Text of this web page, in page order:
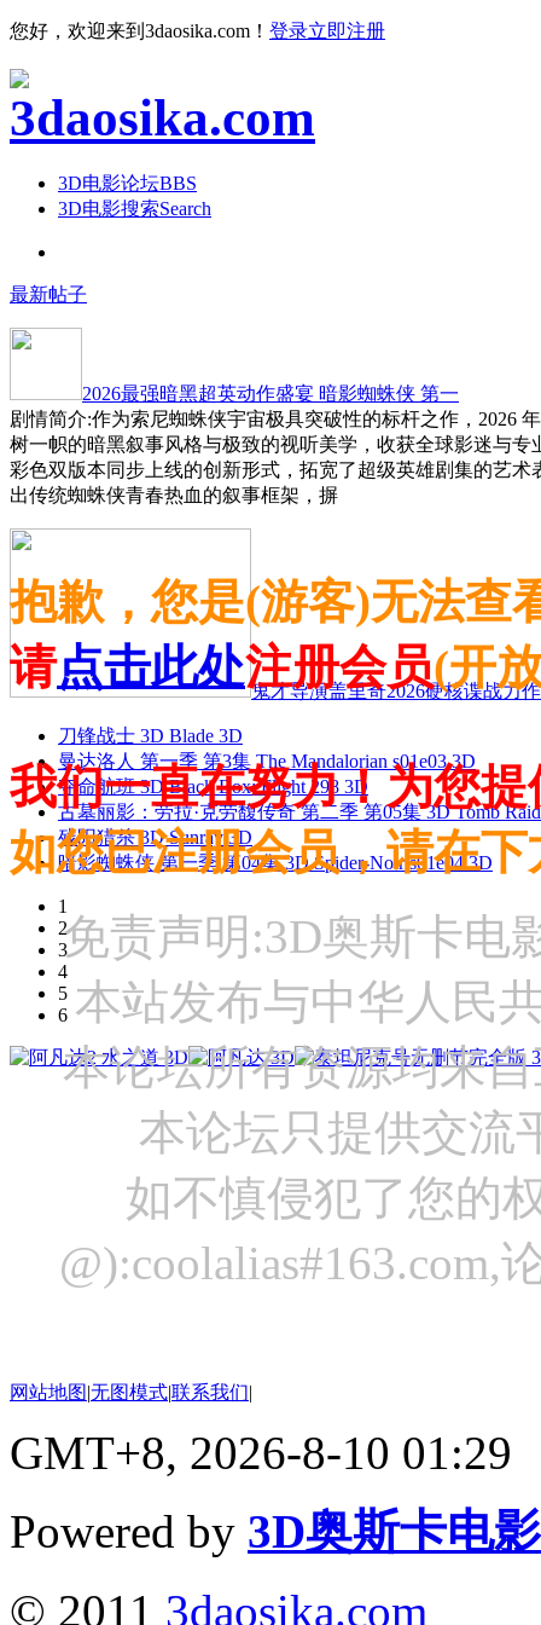
您好，欢迎来到3daosika.com！ 登录立即注册
3D电影论坛BBS
3D电影搜索Search
最新帖子
2026最强暗黑超英动作盛宴 暗影蜘蛛侠 第一
剧情简介:作为索尼蜘蛛侠宇宙极具突破性的标杆之作，2026
树一帜的暗黑叙事风格与极致的视听美学，收获全球影迷与
彩色双版本同步上线的创新形式，拓宽了超级英雄剧集的艺
出传统蜘蛛侠青春热血的叙事框架，摒
鬼才导演盖里奇2026硬核谍战力
刀锋战士 3D Blade 3D
曼达洛人 第一季 第3集 The Mandalorian s01e03 3D
夺命航班 3D Black Box: Flight 298 3D
古墓丽影：劳拉·克劳馥传奇 第二季 第05集 3D Tomb
残阳猎杀 3D Sunray 3D
暗影蜘蛛侠 第一季 第04集 3D Spider-Noir s01e04 3D
1
2
3
4
5
6
抱歉，您是(游客)无法查
请点击此处注册会员(开
我们一直在努力！为您
如您已注册会员，请在
免责声明:3D奥斯卡电
本站发布与中华人民
本论坛所有资源均来
本论坛只提供交流
如不慎侵犯了您的
网站地图|无图模式|联系我们|
GMT+8, 2026-8-10 01:29
Powered by 3D奥斯卡电
© 2011 3daosika.com